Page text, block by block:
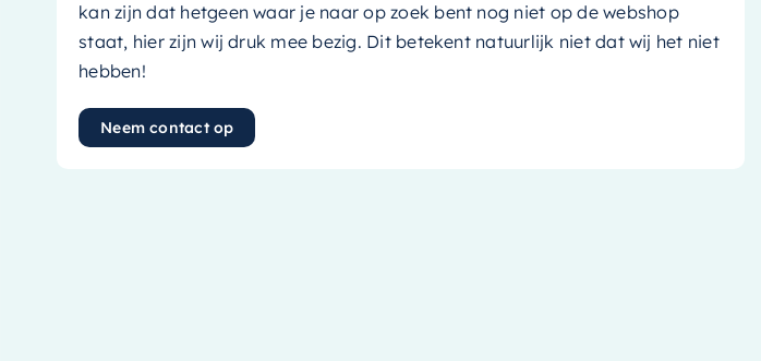
kan zijn dat hetgeen waar je naar op zoek bent nog niet op de webshop
staat, hier zijn wij druk mee bezig. Dit betekent natuurlijk niet dat wij het niet
hebben!
Neem contact op